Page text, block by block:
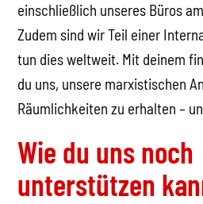
einschließlich unseres Büros
Zudem sind wir Teil einer
tun dies weltweit. Mit deinem
du uns, unsere marxistischen
Räumlichkeiten zu erhalten –
Wie du uns noch
unterstützen